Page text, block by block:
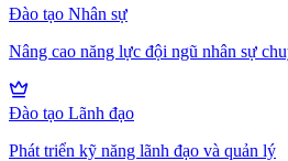
Đào tạo Nhân sự
Nâng cao năng lực đội ngũ nhân sự
Đào tạo Lãnh đạo
Phát triển kỹ năng lãnh đạo và quản lý